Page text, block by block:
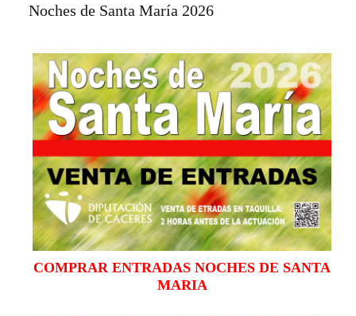
Noches de Santa María 2026
COMPRAR ENTRADAS NOCHES DE SANTA
MARIA